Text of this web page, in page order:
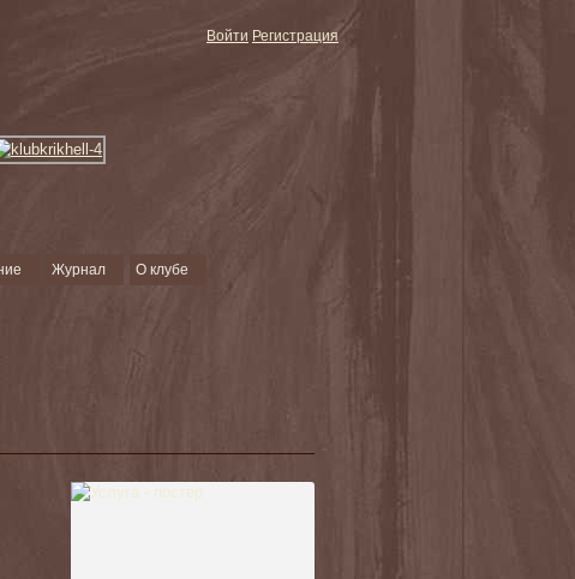
Войти Регистрация
Журнал О клубе